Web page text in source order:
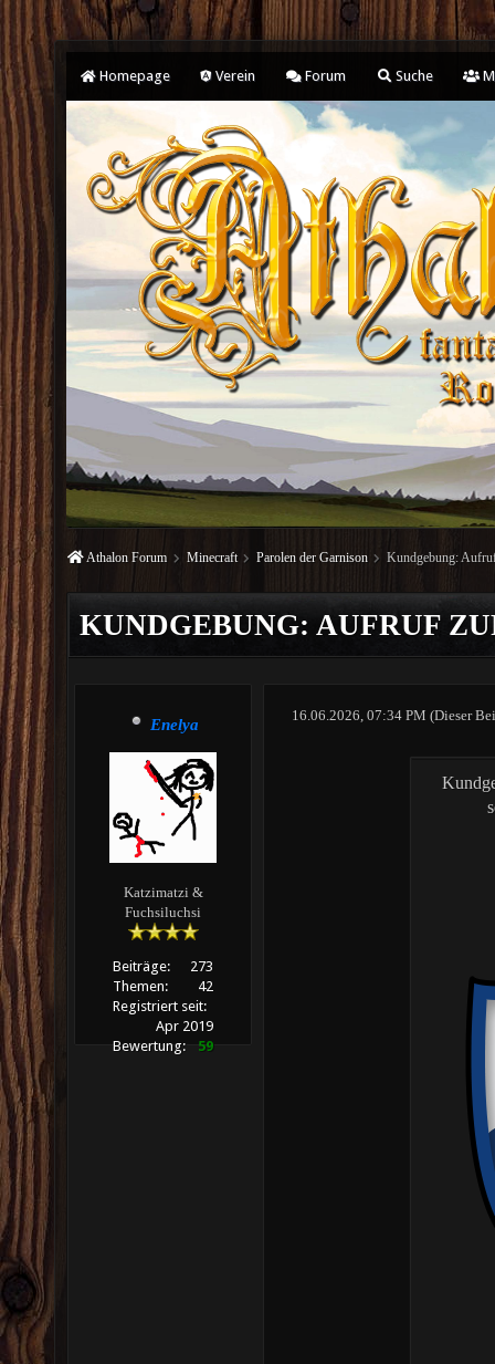
Homepage Verein Forum Suche
Athalon Forum Minecraft Parolen der Garnison Kundgebung:
KUNDGEBUNG: AUFRUF
Enelya
Katzimatzi &
Fuchsiluchsi
Beiträge:
273
Themen:
42
Registriert seit:
Apr 2019
Bewertung:
59
16.06.2026, 07:34 PM (Dieser